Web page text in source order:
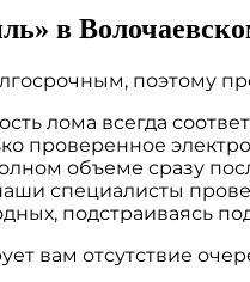
в
поэтому
лома всегда
проверенное
объеме сразу
специалисты
подстраиваясь
вам отсутствие